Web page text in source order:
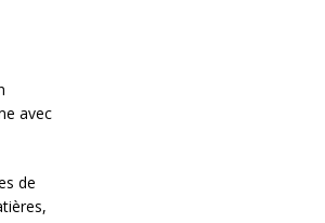
avec
de